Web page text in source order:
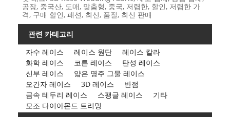
공장, 중국산, 도매, 맞춤형, 중국, 저렴한, 할인, 저렴한 가
격, 구매 할인, 패션, 최신, 품질, 최신 판매
관련 카테고리
자수 레이스
레이스 원단
레이스 칼라
화학 레이스
코튼 레이스
탄성 레이스
신부 레이스
얇은 명주 그물 레이스
오간자 레이스
3D 레이스
반점
금속 테두리 레이스
스팽글 레이스
기타
모조 다이아몬드 트리밍